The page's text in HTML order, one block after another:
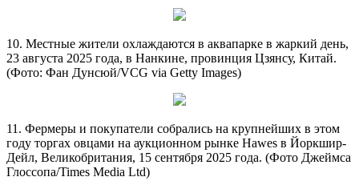
10. Местные жители охлаждаются в аквапарке в жаркий день,
23 августа 2025 года, в Нанкине, провинция Цзянсу, Китай.
(Фото: Фан Дунсюй/VCG via Getty Images)
11. Фермеры и покупатели собрались на крупнейших в этом
году торгах овцами на аукционном рынке Hawes в Йоркшир-
Дейл, Великобритания, 15 сентября 2025 года. (Фото Джеймса
Глоссопа/Times Media Ltd)